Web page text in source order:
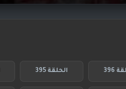
396 الحلقة 395